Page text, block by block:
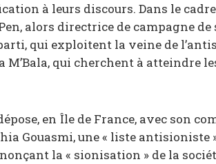
à leurs discours. Dans le
alors directrice de campagne de
qui exploitent la veine de
M’Bala, qui cherchent à atteindre
en Île de France, avec son
Gouasmi, une « liste antisioniste
la « sionisation » de la